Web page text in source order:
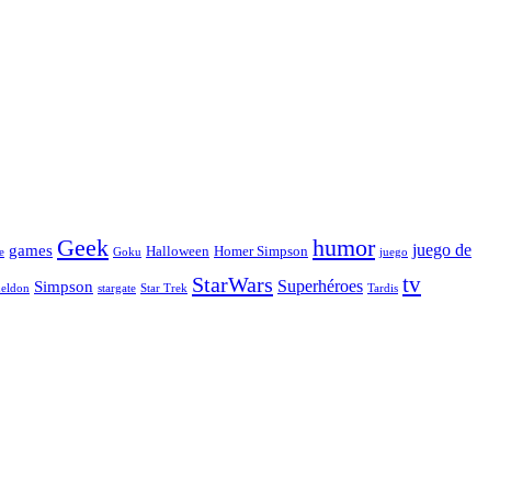
games Geek Goku Halloween Homer Simpson humor juego juego de
Simpson stargate Star Trek StarWars Superhéroes Tardis tv